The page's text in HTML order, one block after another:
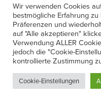
Wir verwenden Cookies
bestmögliche Erfahrung
Präferenzen und
auf "Alle akzeptieren"
Verwendung ALLER
jedoch die "Cookie-
kontrollierte Zustimmung
Cookie-Einstellungen